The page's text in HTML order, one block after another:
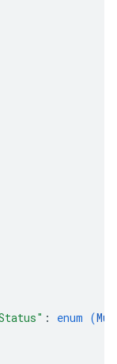
: enum (